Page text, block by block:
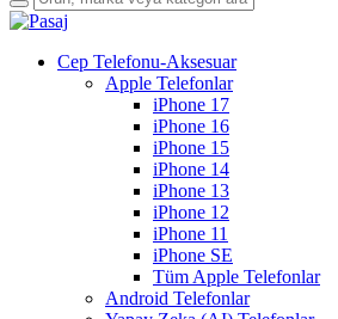
Cep Telefonu-Aksesuar
Apple Telefonlar
iPhone 17
iPhone 16
iPhone 15
iPhone 14
iPhone 13
iPhone 12
iPhone 11
iPhone SE
Tüm Apple Telefonlar
Android Telefonlar